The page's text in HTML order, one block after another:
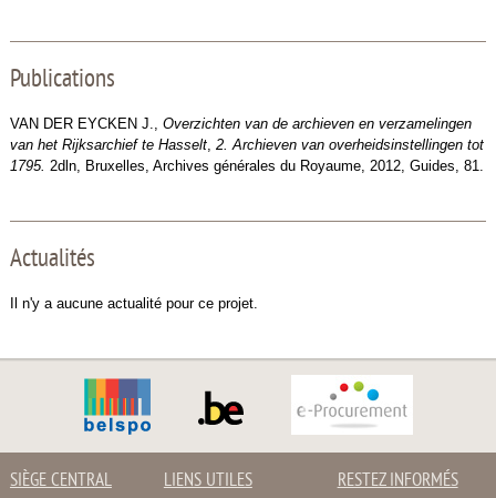
Publications
VAN DER EYCKEN J., Overzichten van de archieven en verzamelingen
van het Rijksarchief te Hasselt, 2. Archieven van overheidsinstellingen tot
1795. 2dln, Bruxelles, Archives générales du Royaume, 2012, Guides, 81.
Actualités
Il n'y a aucune actualité pour ce projet.
SIÈGE CENTRAL LIENS UTILES RESTEZ INFORMÉS